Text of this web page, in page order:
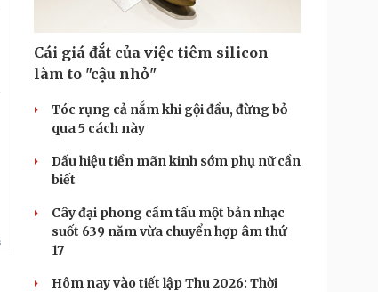
Cái giá đắt của việc tiêm silicon
làm to "cậu nhỏ"
Tóc rụng cả nắm khi gội đầu, đừng bỏ
qua 5 cách này
Dấu hiệu tiền mãn kinh sớm phụ nữ cần
biết
Cây đại phong cầm tấu một bản nhạc
suốt 639 năm vừa chuyển hợp âm thứ
17
Hôm nay vào tiết lập Thu 2026: Thời